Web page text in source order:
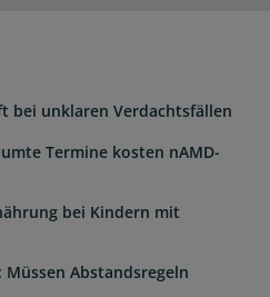
bei unklaren Verdachtsfällen
Termine kosten nAMD-
bei Kindern mit
Abstandsregeln